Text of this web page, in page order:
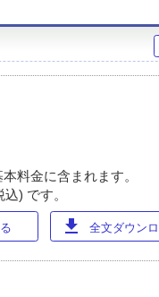
料金に含まれます。
) です。
download 全文ダウン